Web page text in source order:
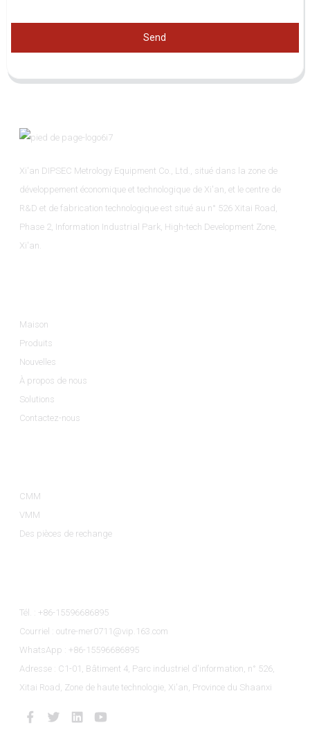
Send
Xi'an DIPSEC Metrology Equipment Co., Ltd., situé dans la zone de
développement économique et technologique de Xi'an, et le centre de
R&D et de fabrication technologique est situé au n° 526 Xitai Road,
Phase 2, Information Industrial Park, High-tech Development Zone,
Xi'an.
Maison
Produits
Nouvelles
À propos de nous
Solutions
Contactez-nous
CMM
VMM
Des pièces de rechange
Tél. : +86-15596686895
Courriel : outre-mer0711@vip.163.com
WhatsApp : +86-15596686895
Adresse : C1-01, Bâtiment 4, Parc industriel d'information, n° 526,
Xitai Road, Zone de haute technologie, Xi'an, Province du Shaanxi